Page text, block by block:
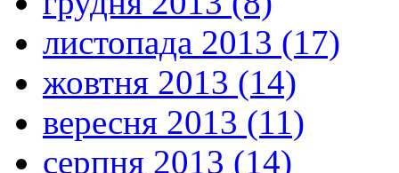
листопада 2013 (17)
жовтня 2013 (14)
вересня 2013 (11)
серпня 2013 (14)